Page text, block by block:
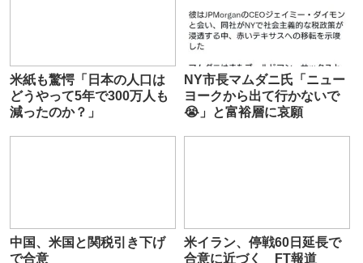
米紙も驚愕「日本の人口は
どうやって5年で300万人も
減ったのか？」
NY市長マムダニ氏「ニュー
ヨークから出て行かないで
😭」と富裕層に哀願
中国、米国と関税引き下げ
で合意
米イラン、停戦60日延長で
合意に近づく FT報道